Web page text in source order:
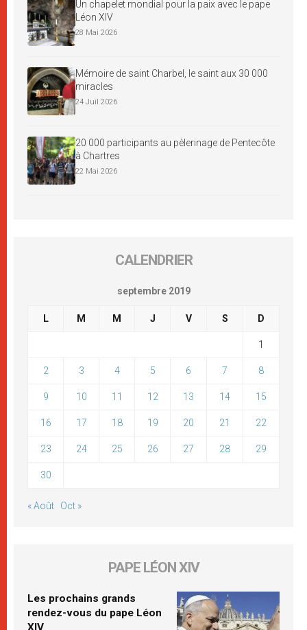
Un chapelet mondial pour la paix avec le pape
Léon XIV
28 Mai 2026
Mémoire de saint Charbel, le saint aux 30 000
miracles
24 Juil 2026
20 000 participants au pèlerinage de Pentecôte
à Chartres
22 Mai 2026
CALENDRIER
septembre 2019
L M M J V S D
1
2 3 4 5 6 7 8
9 10 11 12 13 14 15
16 17 18 19 20 21 22
23 24 25 26 27 28 29
30
« Août Oct »
PAPE LÉON XIV
Les prochains grands
rendez-vous du pape Léon
XIV